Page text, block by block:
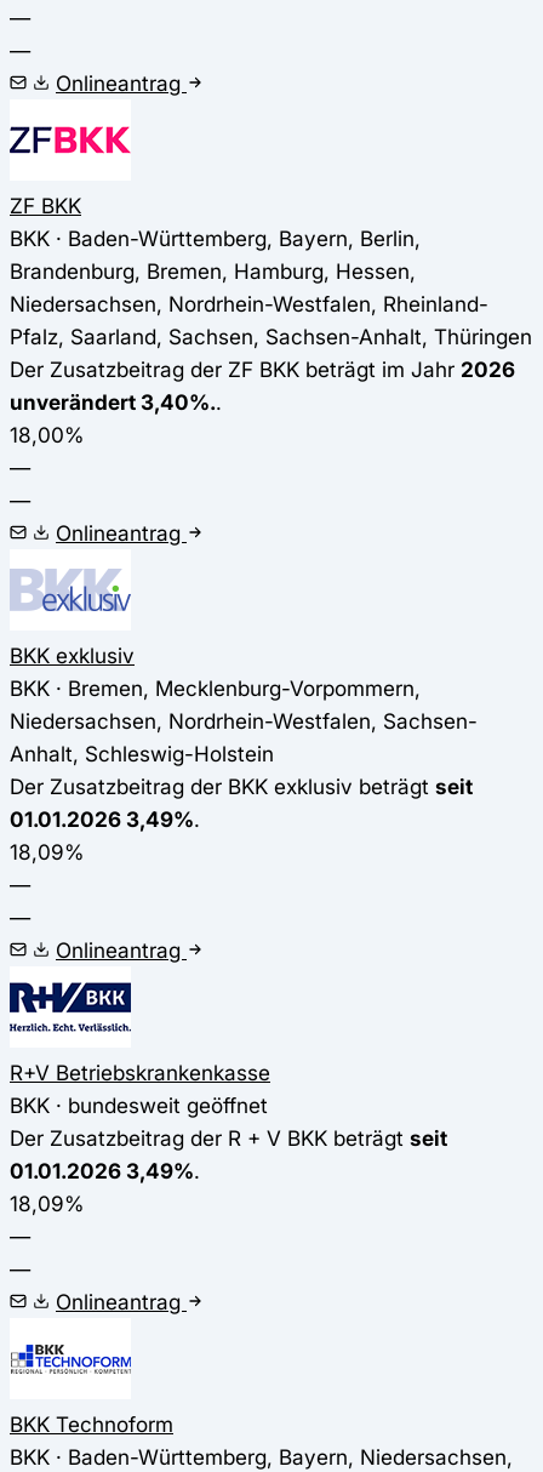
—
—
Onlineantrag
ZF BKK
BKK · Baden-Württemberg, Bayern, Berlin,
Brandenburg, Bremen, Hamburg, Hessen,
Niedersachsen, Nordrhein-Westfalen, Rheinland-
Pfalz, Saarland, Sachsen, Sachsen-Anhalt, Thüringen
Der Zusatzbeitrag der ZF BKK beträgt im Jahr 2026
unverändert 3,40%..
18,00%
—
—
Onlineantrag
BKK exklusiv
BKK · Bremen, Mecklenburg-Vorpommern,
Niedersachsen, Nordrhein-Westfalen, Sachsen-
Anhalt, Schleswig-Holstein
Der Zusatzbeitrag der BKK exklusiv beträgt seit
01.01.2026 3,49%.
18,09%
—
—
Onlineantrag
R+V Betriebskrankenkasse
BKK · bundesweit geöffnet
Der Zusatzbeitrag der R + V BKK beträgt seit
01.01.2026 3,49%.
18,09%
—
—
Onlineantrag
BKK Technoform
BKK · Baden-Württemberg, Bayern, Niedersachsen,